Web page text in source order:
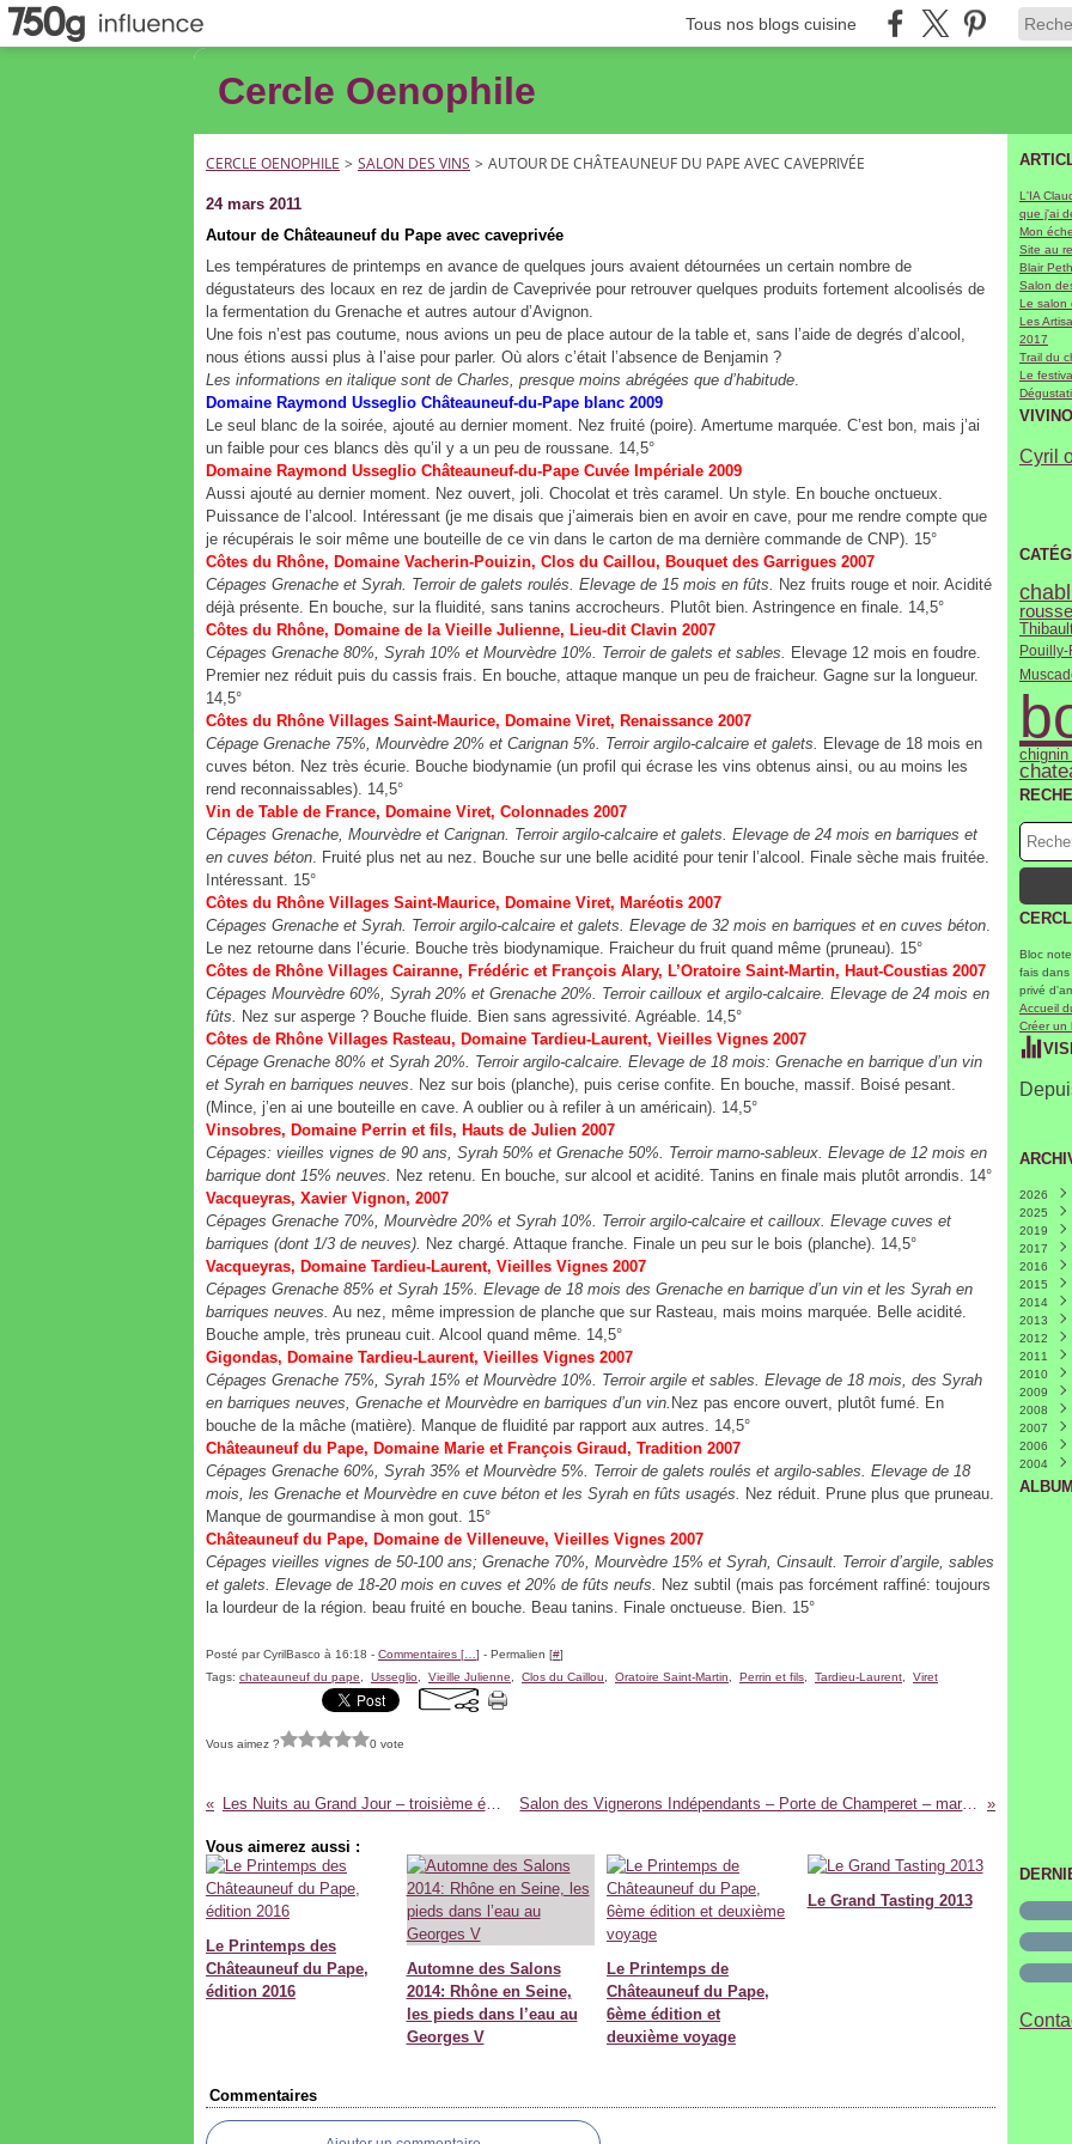
Tous nos blogs cuisine
Cercle Oenophile
CERCLE OENOPHILE > SALON DES VINS > AUTOUR DE CHÂTEAUNEUF DU PAPE AVEC CAVEPRIVÉE
24 mars 2011
Autour de Châteauneuf du Pape avec caveprivée
Les températures de printemps en avance de quelques jours avaient détournées un certain nombre de
dégustateurs des locaux en rez de jardin de Caveprivée pour retrouver quelques produits fortement alcoolisés de
la fermentation du Grenache et autres autour d’Avignon.
Une fois n’est pas coutume, nous avions un peu de place autour de la table et, sans l’aide de degrés d’alcool,
nous étions aussi plus à l’aise pour parler. Où alors c’était l’absence de Benjamin ?
Les informations en italique sont de Charles, presque moins abrégées que d’habitude.
Domaine Raymond Usseglio Châteauneuf-du-Pape blanc 2009
Le seul blanc de la soirée, ajouté au dernier moment. Nez fruité (poire). Amertume marquée. C’est bon, mais j’ai
un faible pour ces blancs dès qu’il y a un peu de roussane. 14,5°
Domaine Raymond Usseglio Châteauneuf-du-Pape Cuvée Impériale 2009
Aussi ajouté au dernier moment. Nez ouvert, joli. Chocolat et très caramel. Un style. En bouche onctueux.
Puissance de l’alcool. Intéressant (je me disais que j’aimerais bien en avoir en cave, pour me rendre compte que
je récupérais le soir même une bouteille de ce vin dans le carton de ma dernière commande de CNP). 15°
Côtes du Rhône, Domaine Vacherin-Pouizin, Clos du Caillou, Bouquet des Garrigues 2007
Cépages Grenache et Syrah. Terroir de galets roulés. Elevage de 15 mois en fûts. Nez fruits rouge et noir. Acidité
déjà présente. En bouche, sur la fluidité, sans tanins accrocheurs. Plutôt bien. Astringence en finale. 14,5°
Côtes du Rhône, Domaine de la Vieille Julienne, Lieu-dit Clavin 2007
Cépages Grenache 80%, Syrah 10% et Mourvèdre 10%. Terroir de galets et sables. Elevage 12 mois en foudre.
Premier nez réduit puis du cassis frais. En bouche, attaque manque un peu de fraicheur. Gagne sur la longueur.
14,5°
Côtes du Rhône Villages Saint-Maurice, Domaine Viret, Renaissance 2007
Cépage Grenache 75%, Mourvèdre 20% et Carignan 5%. Terroir argilo-calcaire et galets. Elevage de 18 mois en
cuves béton. Nez très écurie. Bouche biodynamie (un profil qui écrase les vins obtenus ainsi, ou au moins les
rend reconnaissables). 14,5°
Vin de Table de France, Domaine Viret, Colonnades 2007
Cépages Grenache, Mourvèdre et Carignan. Terroir argilo-calcaire et galets. Elevage de 24 mois en barriques et
en cuves béton. Fruité plus net au nez. Bouche sur une belle acidité pour tenir l’alcool. Finale sèche mais fruitée.
Intéressant. 15°
Côtes du Rhône Villages Saint-Maurice, Domaine Viret, Maréotis 2007
Cépages Grenache et Syrah. Terroir argilo-calcaire et galets. Elevage de 32 mois en barriques et en cuves béton.
Le nez retourne dans l’écurie. Bouche très biodynamique. Fraicheur du fruit quand même (pruneau). 15°
Côtes de Rhône Villages Cairanne, Frédéric et François Alary, L’Oratoire Saint-Martin, Haut-Coustias 2007
Cépages Mourvèdre 60%, Syrah 20% et Grenache 20%. Terroir cailloux et argilo-calcaire. Elevage de 24 mois en
fûts. Nez sur asperge ? Bouche fluide. Bien sans agressivité. Agréable. 14,5°
Côtes de Rhône Villages Rasteau, Domaine Tardieu-Laurent, Vieilles Vignes 2007
Cépage Grenache 80% et Syrah 20%. Terroir argilo-calcaire. Elevage de 18 mois: Grenache en barrique d’un vin
et Syrah en barriques neuves. Nez sur bois (planche), puis cerise confite. En bouche, massif. Boisé pesant.
(Mince, j’en ai une bouteille en cave. A oublier ou à refiler à un américain). 14,5°
Vinsobres, Domaine Perrin et fils, Hauts de Julien 2007
Cépages: vieilles vignes de 90 ans, Syrah 50% et Grenache 50%. Terroir marno-sableux. Elevage de 12 mois en
barrique dont 15% neuves. Nez retenu. En bouche, sur alcool et acidité. Tanins en finale mais plutôt arrondis. 14°
Vacqueyras, Xavier Vignon, 2007
Cépages Grenache 70%, Mourvèdre 20% et Syrah 10%. Terroir argilo-calcaire et cailloux. Elevage cuves et
barriques (dont 1/3 de neuves). Nez chargé. Attaque franche. Finale un peu sur le bois (planche). 14,5°
Vacqueyras, Domaine Tardieu-Laurent, Vieilles Vignes 2007
Cépages Grenache 85% et Syrah 15%. Elevage de 18 mois des Grenache en barrique d’un vin et les Syrah en
barriques neuves. Au nez, même impression de planche que sur Rasteau, mais moins marquée. Belle acidité.
Bouche ample, très pruneau cuit. Alcool quand même. 14,5°
Gigondas, Domaine Tardieu-Laurent, Vieilles Vignes 2007
Cépages Grenache 75%, Syrah 15% et Mourvèdre 10%. Terroir argile et sables. Elevage de 18 mois, des Syrah
en barriques neuves, Grenache et Mourvèdre en barriques d’un vin. Nez pas encore ouvert, plutôt fumé. En
bouche de la mâche (matière). Manque de fluidité par rapport aux autres. 14,5°
Châteauneuf du Pape, Domaine Marie et François Giraud, Tradition 2007
Cépages Grenache 60%, Syrah 35% et Mourvèdre 5%. Terroir de galets roulés et argilo-sables. Elevage de 18
mois, les Grenache et Mourvèdre en cuve béton et les Syrah en fûts usagés. Nez réduit. Prune plus que pruneau.
Manque de gourmandise à mon gout. 15°
Châteauneuf du Pape, Domaine de Villeneuve, Vieilles Vignes 2007
Cépages vieilles vignes de 50-100 ans; Grenache 70%, Mourvèdre 15% et Syrah, Cinsault. Terroir d’argile, sables
et galets. Elevage de 18-20 mois en cuves et 20% de fûts neufs. Nez subtil (mais pas forcément raffiné: toujours
la lourdeur de la région. beau fruité en bouche. Beau tanins. Finale onctueuse. Bien. 15°
Posté par CyrilBasco à 16:18 - Commentaires [ ] - Permalien [#]
Tags: chateauneuf du pape Usseglio Vieille Julienne Clos du Caillou Oratoire Saint-Martin Perrin et fils Tardieu-Laurent Viret
Vous aimez ? 0 vote
Les Nuits au Grand Jour – troisième édition Salon des Vignerons Indépendants – Porte de Champeret – mars 2011
Vous aimerez aussi :
Le Printemps des
Châteauneuf du Pape,
édition 2016
Automne des Salons
2014: Rhône en Seine,
les pieds dans l’eau au
Georges V
Le Printemps de
Châteauneuf du Pape,
6ème édition et
deuxième voyage
Le Grand Tasting 2013
Commentaires
L'IA
que j'ai
Mon
Site au
Blair
Salon
Le salon
Les
2017
Trail du
Le
Cyril
Pouilly-
chignin
Bloc
fais
privé
Accueil
Créer un
2026
Juillet
2025
Mars
2019
2017
Avril
Mars
2016
Mai
Avril
Mars
2015
2014
Août
Juin
Mai
Avril
Mars
2013
Juin
Mai
Avril
Mars
2012
Juin
Mai
Avril
Mars
2011
Juillet
Juin
Mai
2010
Juillet
Juin
2009
Août
2008
Mai
2007
Mai
2006
2004
Avril